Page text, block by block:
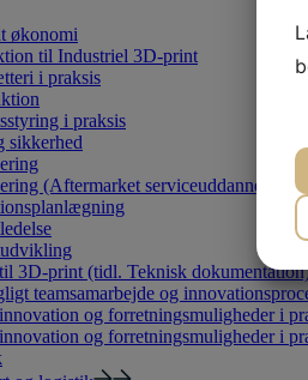
økonomi
til Industriel 3D-print
i praksis
i praksis
sikkerhed
(Aftermarket serviceuddannelsen)
3D-print (tidl. Teknisk
teamsamarbejde og
og forretningsmuligheder i
og forretningsmuligheder i